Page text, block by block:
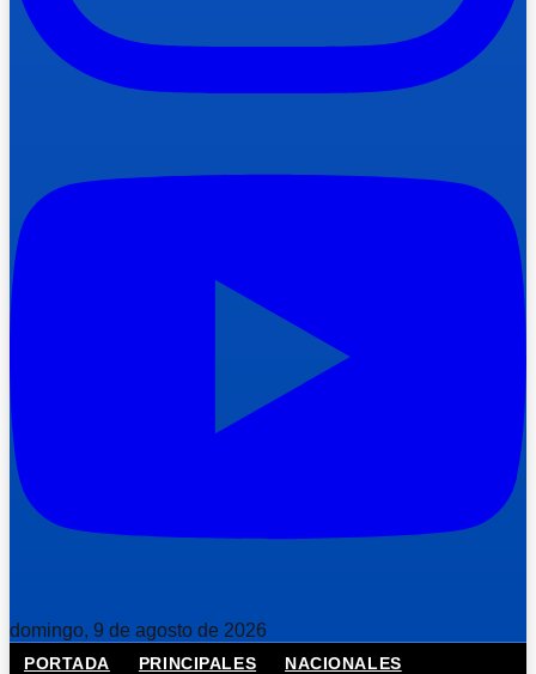
domingo, 9 de agosto de 2026
PORTADA PRINCIPALES NACIONALES